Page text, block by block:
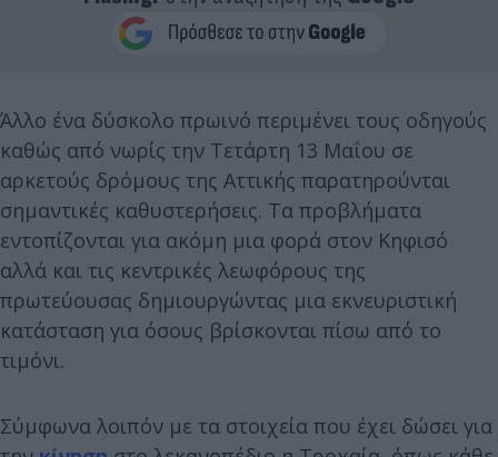
Άλλο ένα δύσκολο πρωινό περιμένει τους οδηγούς
καθώς από νωρίς την Τετάρτη 13 Μαΐου σε
αρκετούς δρόμους της Αττικής παρατηρούνται
σημαντικές καθυστερήσεις. Τα προβλήματα
εντοπίζονται για ακόμη μια φορά στον Κηφισό
αλλά και τις κεντρικές λεωφόρους της
πρωτεύουσας δημιουργώντας μια εκνευριστική
κατάσταση για όσους βρίσκονται πίσω από το
τιμόνι.
Σύμφωνα λοιπόν με τα στοιχεία που έχει δώσει για